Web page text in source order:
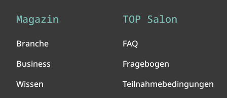
Magazin
Branche
Business
Wissen
TOP Salon
FAQ
Fragebogen
Teilnahmebedingungen